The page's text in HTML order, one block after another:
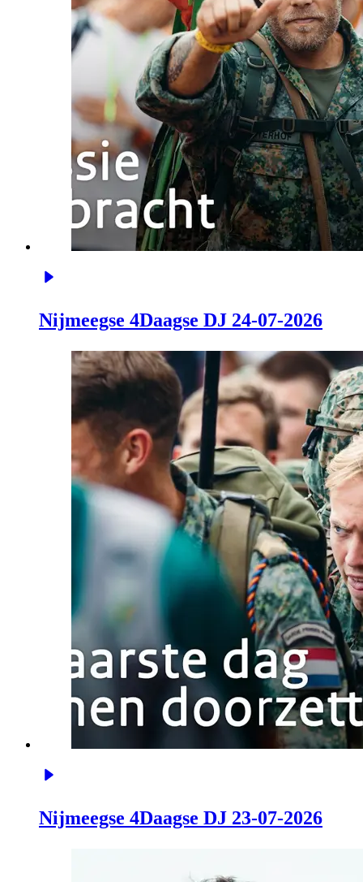
Nijmeegse 4Daagse DJ 24-07-2026
Nijmeegse 4Daagse DJ 23-07-2026